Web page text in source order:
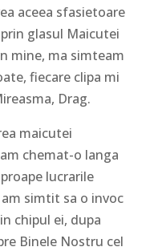
aceea sfasietoare
glasul Maicutei
mine, ma simteam
fiecare clipa mi
Drag.
maicutei
chemat-o langa
lucrarile
simtit sa o invoc
chipul ei, dupa
Binele Nostru cel